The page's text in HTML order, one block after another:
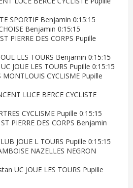
SPORTIF Benjamin 0:15:15
Benjamin 0:15:15
PIERRE DES CORPS Pupille
LES TOURS Benjamin 0:15:15
JOUE LES TOURS Pupille 0:15:15
CYCLISME Pupille
LUCE BERCE CYCLISTE
CYCLISME Pupille 0:15:15
PIERRE DES CORPS Benjamin
JOUE L TOURS Pupille 0:15:15
NAZELLES NEGRON
UC JOUE LES TOURS Pupille